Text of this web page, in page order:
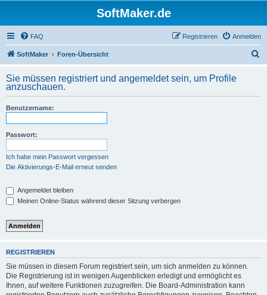
SoftMaker.de
FAQ Anmelden
Registrieren
SoftMaker Foren-Übersicht
h
Sie müssen registriert und angemeldet sein, um Profile
anzuschauen.
Benutzername:
Passwort:
Ich habe mein Passwort vergessen
Die Aktivierungs-E-Mail erneut senden
Angemeldet bleiben
Meinen Online-Status während dieser Sitzung verbergen
REGISTRIEREN
Sie müssen in diesem Forum registriert sein, um sich anmelden zu können.
Die Registrierung ist in wenigen Augenblicken erledigt und ermöglicht es
Ihnen, auf weitere Funktionen zuzugreifen. Die Board-Administration kann